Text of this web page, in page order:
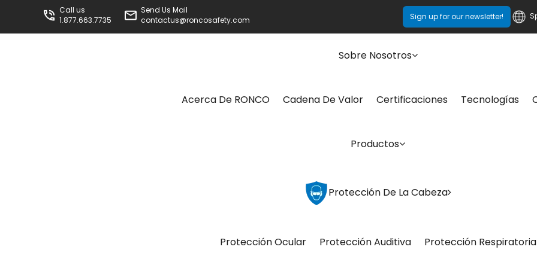
Call us
1.877.663.7735
Send Us Mail
contactus@roncosafety.com
Sign up for our newsletter!
Sobre Nosotros
Acerca De RONCO Cadena De Valor Certificaciones Tecnologías
Productos
Protección De La Cabeza
Protección Ocular Protección Auditiva Protección Respiratoria